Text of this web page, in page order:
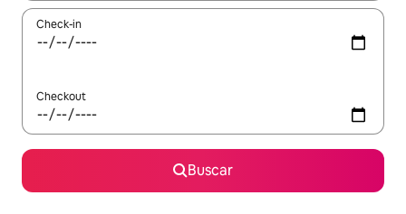
Check-in
Checkout
Buscar